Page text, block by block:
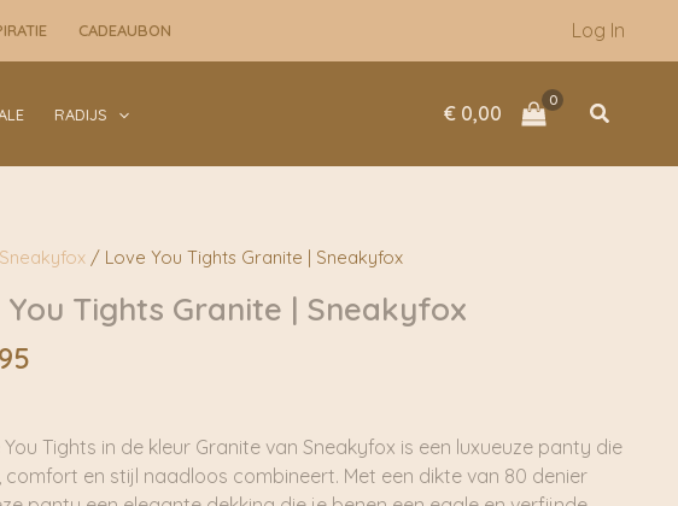
CADEAUBON Log In
RADIJS € 0,00 Zoeken
Sneakyfox/ Love You Tights Granite | Sneakyfox
You Tights Granite | Sneakyfox
You Tights in de kleur Granite van Sneakyfox is een luxueuze panty die
comfort en stijl naadloos combineert. Met een dikte van 80 denier